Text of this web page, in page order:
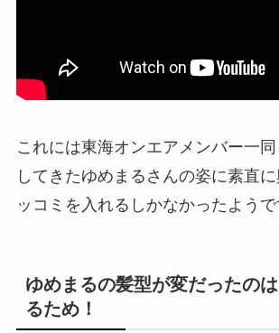
これには東海オンエアメンバー一
してきたゆめまるさんの姿に素直
ッコミを入れるしかなかったようで
ゆめまるの髪型が変だったの
るため！